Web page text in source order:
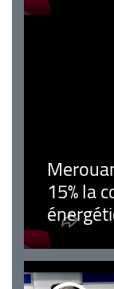
15% la